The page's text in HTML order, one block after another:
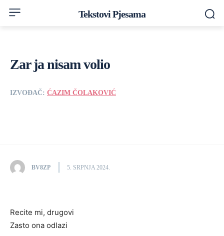
Tekstovi Pjesama
Zar ja nisam volio
IZVOĐAČ: ĆAZIM ČOLAKOVIĆ
BV8ZP 5. SRPNJA 2024.
Recite mi, drugovi
Zasto ona odlazi